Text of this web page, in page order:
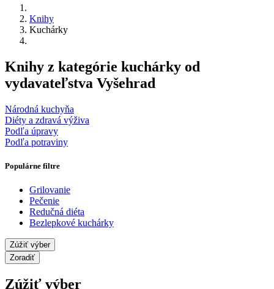
Knihy
Kuchárky
Knihy z kategórie kuchárky od
vydavateľstva Vyšehrad
Národná kuchyňa
Diéty a zdravá výživa
Podľa úpravy
Podľa potraviny
Populárne filtre
Grilovanie
Pečenie
Redučná diéta
Bezlepkové kuchárky
Zúžiť výber
Zoradiť
Zúžiť výber